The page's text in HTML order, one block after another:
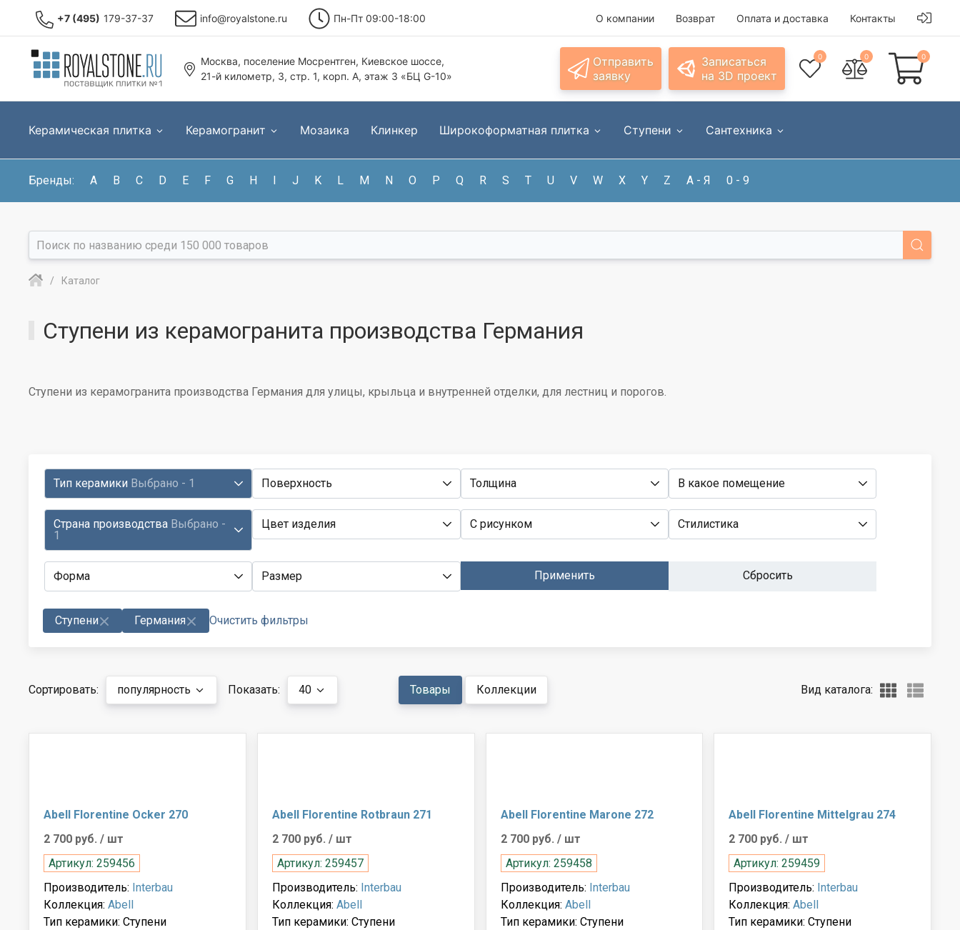
+7 (495) 179-37-37 info@royalstone.ru Пн-Пт 09:00-18:00 О компании Возврат Оплата и доставка Контакты
Москва, поселение Мосрентген, Киевское шоссе,
21-й километр, 3, стр. 1, корп. А, этаж 3 «БЦ G-10»
Отправить
заявку
Записаться
на 3D проект
0 0 0
Керамическая плитка Керамогранит Мозаика Клинкер Широкоформатная плитка Ступени Сантехника
Бренды: A B C D E F G H I J K L M N O P Q R S T U V W X Y Z А - Я 0 - 9
Каталог
Ступени из керамогранита производства Германия
Ступени из керамогранита производства Германия для улицы, крыльца и внутренней отделки, для лестниц и порогов.
Тип керамики Выбрано - 1 Поверхность Толщина В какое помещение
Страна производства Выбрано -
1
Цвет изделия С рисунком Стилистика
Форма Размер Применить Сбросить
Ступени Германия Очистить фильтры
Сортировать: популярность Показать: 40 Товары Коллекции Вид каталога:
Abell Florentine Ocker 270
2 700 руб. / шт
Артикул: 259456
Производитель: Interbau
Коллекция: Abell
Тип керамики: Ступени
Abell Florentine Rotbraun 271
2 700 руб. / шт
Артикул: 259457
Производитель: Interbau
Коллекция: Abell
Тип керамики: Ступени
Abell Florentine Marone 272
2 700 руб. / шт
Артикул: 259458
Производитель: Interbau
Коллекция: Abell
Тип керамики: Ступени
Abell Florentine Mittelgrau 274
2 700 руб./ шт
Артикул: 259459
Производитель: Interbau
Коллекция:Abell
Тип керамики: Ступени